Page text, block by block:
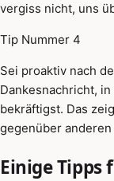
vergiss nicht, uns
Tip Nummer 4
Sei proaktiv nach
Dankesnachricht,
bekräftigst. Das
gegenüber
Einige Tipps